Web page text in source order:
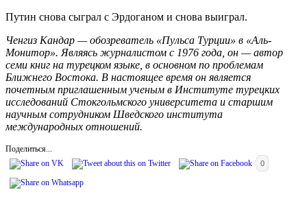
Путин снова сыграл с Эрдоганом и снова выиграл.
Ченгиз Кандар — обозреватель «Пульса Турции» в «Аль-
Монитор». Являясь журналистом с 1976 года, он — автор
семи книг на турецком языке, в основном по проблемам
Ближнего Востока. В настоящее время он является
почетным приглашенным ученым в Институте турецких
исследований Стокгольмского университета и старшим
научным сотрудником Шведского института
международных отношений.
Поделиться...
0